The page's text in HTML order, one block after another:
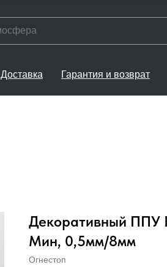
Доставка Гарантия и возврат
Декоративный ППУ
Мин, 0,5мм/8мм
Огнестоп